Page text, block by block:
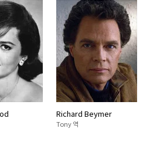
Richard Beymer
Tony 역